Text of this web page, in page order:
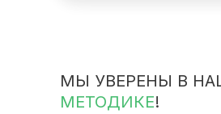
МЫ УВЕРЕНЫ В
МЕТОДИКЕ!